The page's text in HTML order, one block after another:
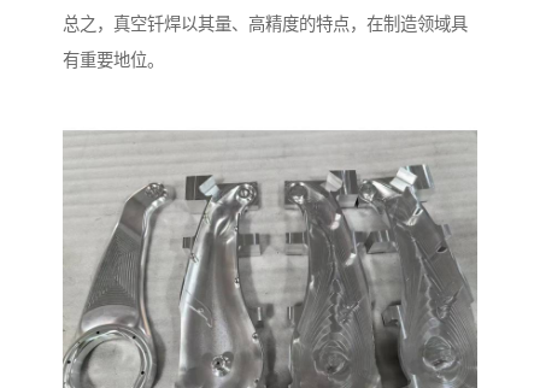
总之，真空钎焊以其量、高精度的特点，在制造领域具
有重要地位。